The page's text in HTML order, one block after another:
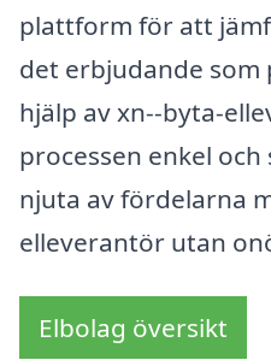
plattform för att
det erbjudande som
hjälp av xn--byta-
processen enkel
njuta av fördelarna
elleverantör utan
Elbolag översikt